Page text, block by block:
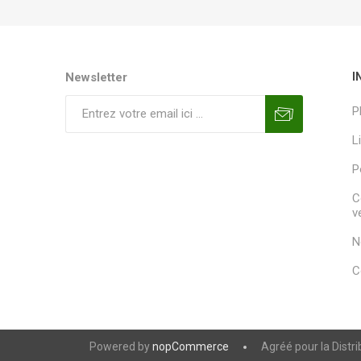
Newsletter
Powered bynopCommerce Agréé pour la